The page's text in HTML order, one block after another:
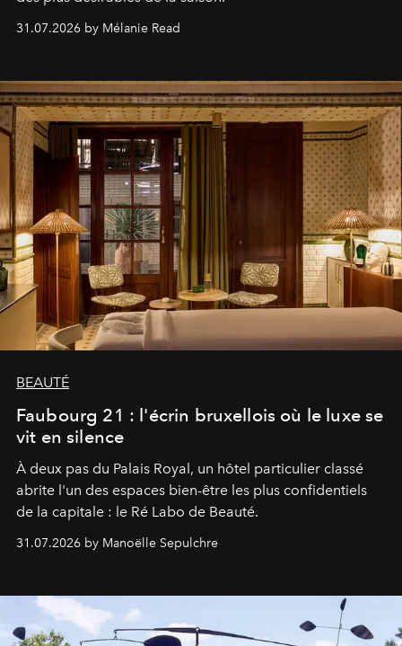
31.07.2026 by Mélanie Read
BEAUTÉ
Faubourg 21 : l'écrin bruxellois où le luxe se
vit en silence
À deux pas du Palais Royal, un hôtel particulier classé
abrite l'un des espaces bien-être les plus confidentiels
de la capitale : le Ré Labo de Beauté.
31.07.2026 by Manoëlle Sepulchre